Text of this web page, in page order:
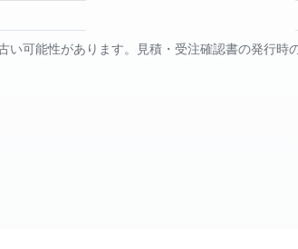
い可能性があります。見積・受注確認書の発行時